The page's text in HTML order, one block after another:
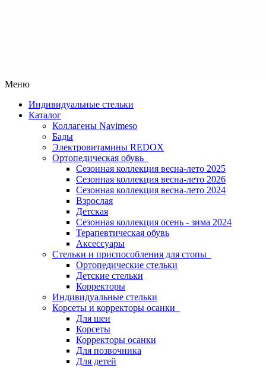
Меню
Индивидуальные стельки
Каталог
Коллагены Navimeso
Бады
Электровитамины REDOX
Ортопедическая обувь
Сезонная коллекция весна-лето 2025
Сезонная коллекция весна-лето 2026
Сезонная коллекция весна-лето 2024
Взрослая
Детская
Сезонная коллекция осень - зима 2024
Терапевтическая обувь
Аксессуары
Стельки и приспособления для стопы
Ортопедические стельки
Детские стельки
Корректоры
Индивидуальные стельки
Корсеты и корректоры осанки
Для шеи
Корсеты
Корректоры осанки
Для позвочника
Для детей